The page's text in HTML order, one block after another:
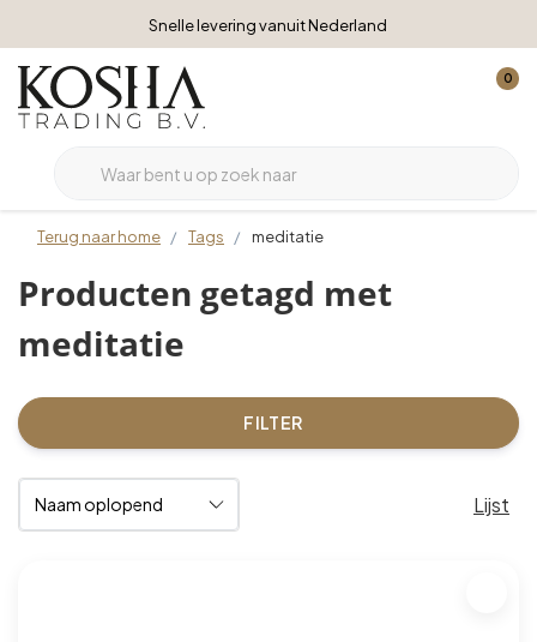
Snelle levering vanuit Nederland
0
Terug naar home Tags meditatie
Producten getagd met
meditatie
FILTER
Lijst